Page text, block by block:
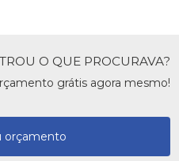
O QUE PROCURAVA?
grátis agora mesmo!
orçamento